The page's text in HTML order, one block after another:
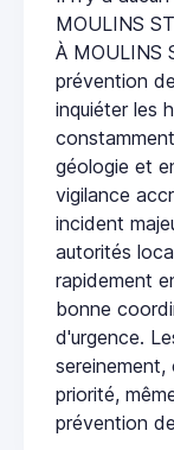
MOULINS
À MOULINS
prévention
inquiéter les
géologie et
vigilance
incident
autorités
rapidement
bonne
d'urgence.
sereinement,
priorité,
prévention